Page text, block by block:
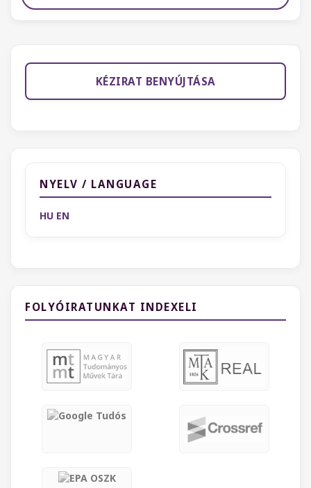
KÉZIRAT BENYÚJTÁSA
NYELV / LANGUAGE
HU EN
FOLYÓIRATUNKAT INDEXELI